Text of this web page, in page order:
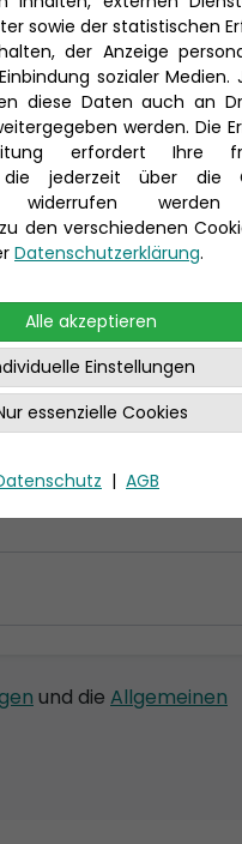
und die Allgemeinen
sowie der statistischen
der Anzeige
sozialer Medien.
diese Daten auch an
werden. Die
erfordert Ihre
die jederzeit über die
widerrufen
den verschiedenen
Datenschutzerklärung.
Alle akzeptieren
Einstellungen
essenzielle Cookies
| AGB